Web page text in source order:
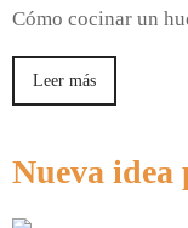
Cómo cocinar un
Leer más
Nueva idea